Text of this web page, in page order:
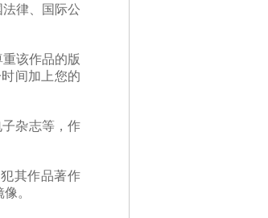
律、国际公
该作品的版
间加上您的
杂志等，作
其作品著作
。